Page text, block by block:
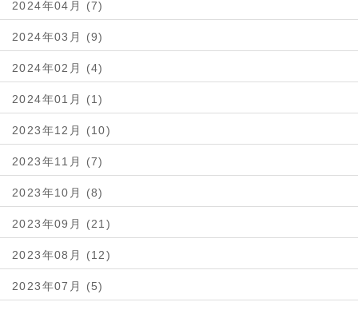
2024年04月 (7)
2024年03月 (9)
2024年02月 (4)
2024年01月 (1)
2023年12月 (10)
2023年11月 (7)
2023年10月 (8)
2023年09月 (21)
2023年08月 (12)
2023年07月 (5)